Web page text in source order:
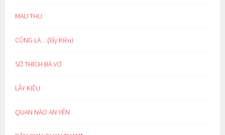
MÀU THU
CŨNG LÀ…(lẩy Kiều)
SỞ THÍCH BÁ VƠ
LẨY KIỀU
QUAN NÀO AN YÊN